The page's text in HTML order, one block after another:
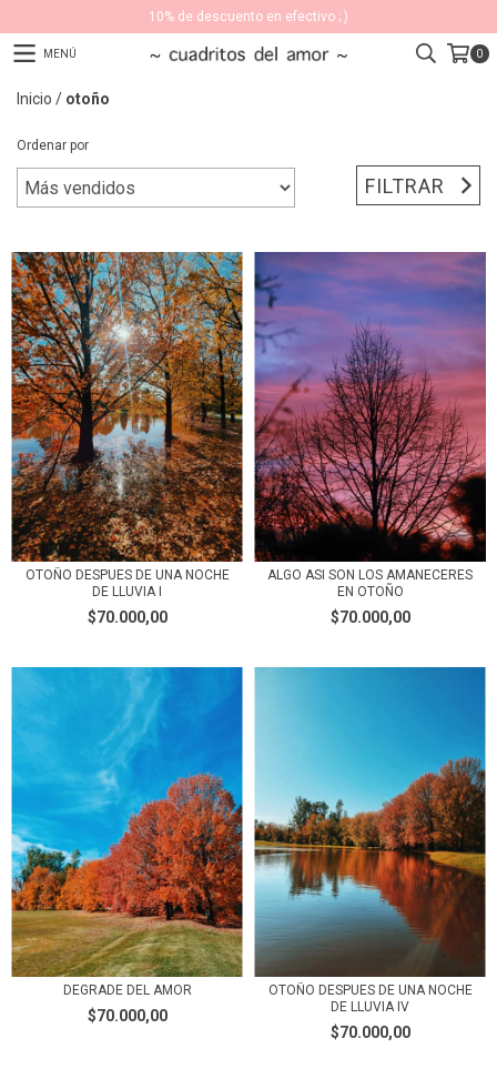
10% de descuento en efectivo ; )
MENÚ 0
Inicio / otoño
Ordenar por
FILTRAR
OTOÑO DESPUES DE UNA NOCHE
DE LLUVIA I
$70.000,00
ALGO ASI SON LOS AMANECERES
EN OTOÑO
$70.000,00
DEGRADE DEL AMOR
$70.000,00
OTOÑO DESPUES DE UNA NOCHE
DE LLUVIA IV
$70.000,00